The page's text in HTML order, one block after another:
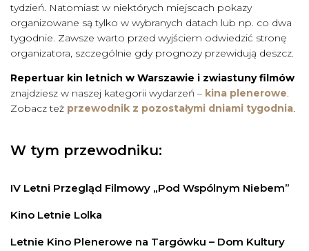
tydzień. Natomiast w niektórych miejscach pokazy
organizowane są tylko w wybranych datach lub np. co dwa
tygodnie. Zawsze warto przed wyjściem odwiedzić stronę
organizatora, szczególnie gdy prognozy przewidują deszcz.
Repertuar kin letnich w Warszawie i zwiastuny filmów
znajdziesz w naszej kategorii wydarzeń – kina plenerowe.
Zobacz też przewodnik z pozostałymi dniami tygodnia.
W tym przewodniku:
IV Letni Przegląd Filmowy „Pod Wspólnym Niebem”
Kino Letnie Lolka
Letnie Kino Plenerowe na Targówku – Dom Kultury